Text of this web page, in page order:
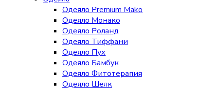
Одеяло Premium Mako
Одеяло Монако
Одеяло Роланд
Одеяло Тиффани
Одеяло Пух
Одеяло Бамбук
Одеяло Фитотерапия
Одеяло Шелк